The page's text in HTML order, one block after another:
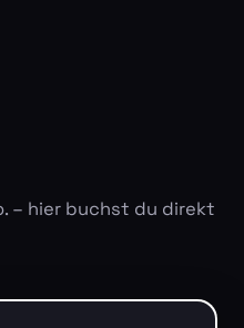
– hier buchst du direkt